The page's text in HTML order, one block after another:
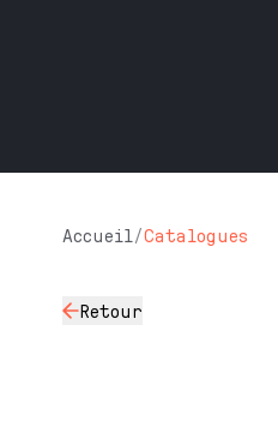
Accueil/Catalogues
Retour